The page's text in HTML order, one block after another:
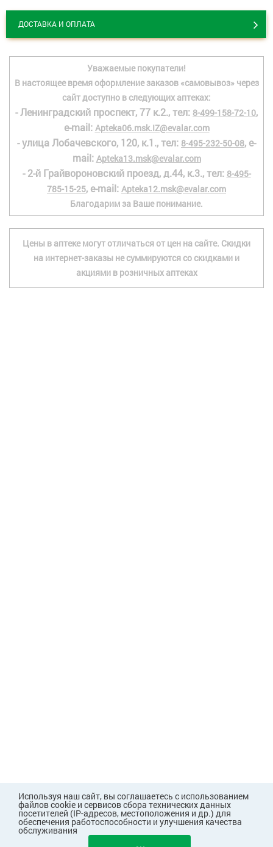
В КОРЗИНУ
ДОСТАВКА И ОПЛАТА
Уважаемые покупатели!
В настоящее время оформление заказов «самовывоз» через
сайт доступно в следующих аптеках:
- Ленинградский проспект, 77 к.2., тел: 8-499-158-72-10,
e-mail: Apteka06.msk.IZ@evalar.com
- улица Лобачевского, 120, к.1., тел: 8-495-232-50-08, e-
mail: Apteka13.msk@evalar.com
- 2-й Грайвороновский проезд, д.44, к.3., тел: 8-495-
785-15-25, e-mail: Apteka12.msk@evalar.com
Благодарим за Ваше понимание.
Цены в аптеке могут отличаться от цен на сайте. Скидки
на интернет-заказы не суммируются со скидками и
акциями в розничных аптеках
Используя наш сайт, вы соглашаетесь с использованием
файлов cookie и сервисов сбора технических данных
посетителей (IP-адресов, местоположения и др.) для
обеспечения работоспособности и улучшения качества
обслуживания